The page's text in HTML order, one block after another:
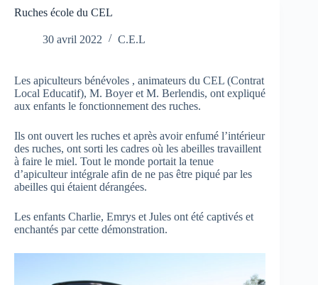
Ruches école du CEL
30 avril 2022 C.E.L
Les apiculteurs bénévoles , animateurs du CEL (Contrat
Local Educatif), M. Boyer et M. Berlendis, ont expliqué
aux enfants le fonctionnement des ruches.
Ils ont ouvert les ruches et après avoir enfumé l’intérieur
des ruches, ont sorti les cadres où les abeilles travaillent
à faire le miel. Tout le monde portait la tenue
d’apiculteur intégrale afin de ne pas être piqué par les
abeilles qui étaient dérangées.
Les enfants Charlie, Emrys et Jules ont été captivés et
enchantés par cette démonstration.